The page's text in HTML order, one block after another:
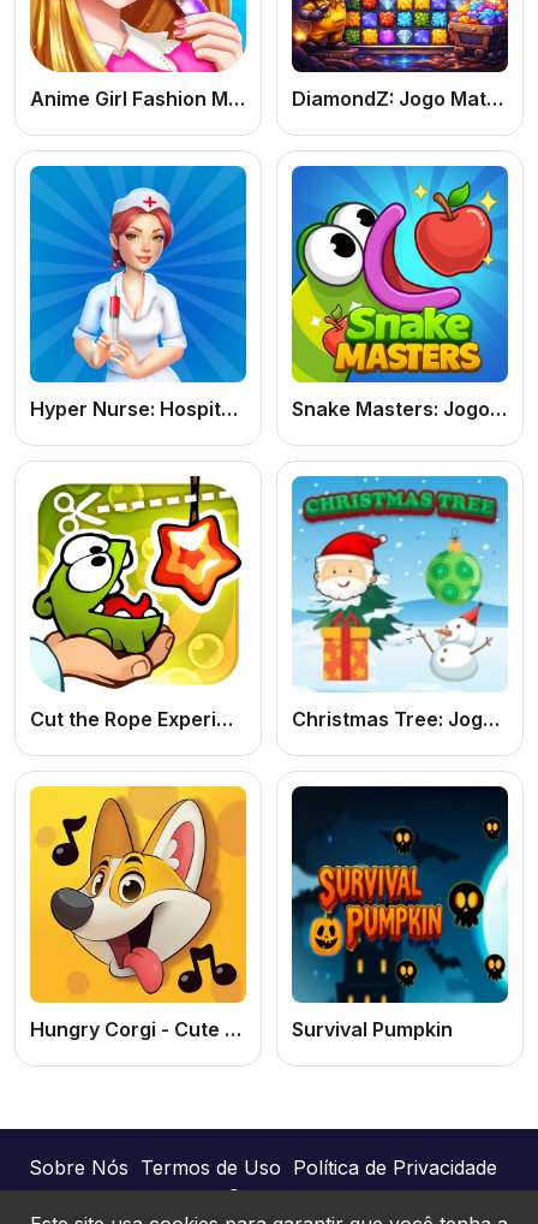
Anime Girl Fashion Make Up DiamondZ: Jogo Match-3 Online Grátis de Joias, Diamantes e Puzzle
Hyper Nurse: Hospital Games Snake Masters: Jogo de Puzzle Online Grátis Inspirado no Clássico Snake
Cut the Rope Experiments Christmas Tree: Jogo de Decorar Árvore de Natal Online Grátis
Hungry Corgi - Cute Music Game Survival Pumpkin
Sobre Nós Termos de Uso Política de Privacidade
Contato